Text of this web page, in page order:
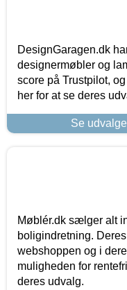
DesignGaragen.dk
designermøbler og
score på Trustpilot,
her for at se deres
Se
Møblér.dk sælger alt
boligindretning.
webshoppen og i
muligheden for
deres udvalg.